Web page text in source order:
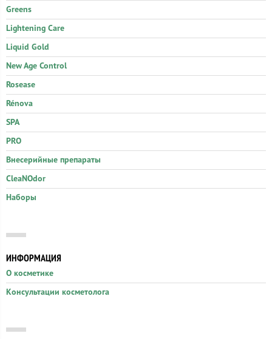
Greens
Lightening Care
Liquid Gold
New Age Control
Rosease
Rénova
SPA
PRO
Внесерийные препараты
CleaNOdor
Наборы
ИНФОРМАЦИЯ
О косметике
Консультации косметолога